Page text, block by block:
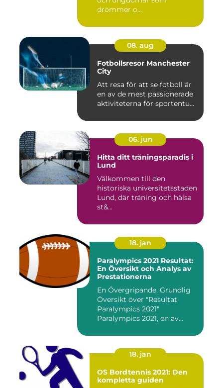
drömmer o...
08. aug
Fotbollsresor Manchester
City
Att resa för att se fotboll är
en av de mest passionerade
aktiviteterna för sportentu...
06. jun
Hitta ditt träningsparadis i
Lund
Välkommen till den
historiska universitetsstaden
Lund, där träning och hälsa
st&...
18. jan
Paralympics 2021 Resultat:
En Översikt och Analys av
Prestationerna
En Övergripande, Grundlig
Översikt över "Resultat
Paralympics 2021"
Paralympics 2021, en av
18. jan
OS Bordtennis 2021: Den
kompletta guiden